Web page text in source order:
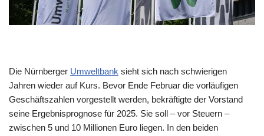
Die Nürnberger Umweltbank sieht sich nach schwierigen
Jahren wieder auf Kurs. Bevor Ende Februar die vorläufigen
Geschäftszahlen vorgestellt werden, bekräftigte der Vorstand
seine Ergebnisprognose für 2025. Sie soll – vor Steuern –
zwischen 5 und 10 Millionen Euro liegen. In den beiden